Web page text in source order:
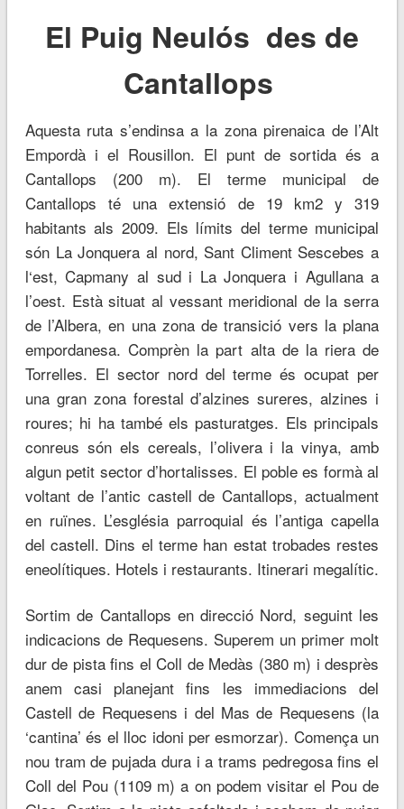
El Puig Neulós des de
Cantallops
Aquesta ruta s’endinsa a la zona pirenaica de l’Alt
Empordà i el Rousillon. El punt de sortida és a
Cantallops (200 m). El terme municipal de
Cantallops té una extensió de 19 km2 y 319
habitants als 2009. Els límits del terme municipal
són La Jonquera al nord, Sant Climent Sescebes a
l‘est, Capmany al sud i La Jonquera i Agullana a
l’oest. Està situat al vessant meridional de la serra
de l’Albera, en una zona de transició vers la plana
empordanesa. Comprèn la part alta de la riera de
Torrelles. El sector nord del terme és ocupat per
una gran zona forestal d’alzines sureres, alzines i
roures; hi ha també els pasturatges. Els principals
conreus són els cereals, l’olivera i la vinya, amb
algun petit sector d’hortalisses. El poble es formà al
voltant de l’antic castell de Cantallops, actualment
en ruïnes. L’església parroquial és l’antiga capella
del castell. Dins el terme han estat trobades restes
eneolítiques. Hotels i restaurants. Itinerari megalític.
Sortim de Cantallops en direcció Nord, seguint les
indicacions de Requesens. Superem un primer molt
dur de pista fins el Coll de Medàs (380 m) i desprès
anem casi planejant fins les immediacions del
Castell de Requesens i del Mas de Requesens (la
‘cantina’ és el lloc idoni per esmorzar). Comença un
nou tram de pujada dura i a trams pedregosa fins el
Coll del Pou (1109 m) a on podem visitar el Pou de